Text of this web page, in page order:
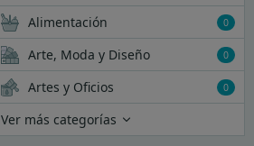
Alimentación 0
Arte, Moda y Diseño 0
Artes y Oficios 0
Ver más categorías